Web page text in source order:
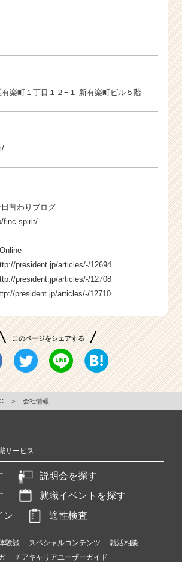
楽町１丁目１２−１ 新有楽町ビル５階
替わりブログ
finc-spirit/
president.jp/articles/-/12694
president.jp/articles/-/12708
president.jp/articles/-/12710
このページをシェアする
＞ 会社情報
サービス
説明会を探す
就職イベントを探す
ン
適性検査
験談 スペシャルコンテンツ
就活相談
チアキャリアユーザーガイド